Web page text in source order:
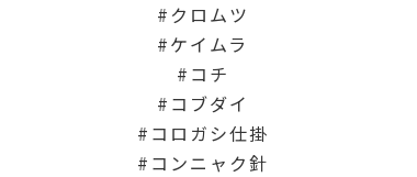
クロムツ
ケイムラ
コチ
コブダイ
コロガシ仕掛
コンニャク針